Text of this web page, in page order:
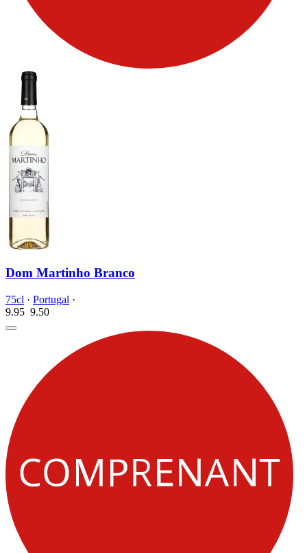
Dom Martinho Branco
75cl · Portugal ·
9.95 9.50